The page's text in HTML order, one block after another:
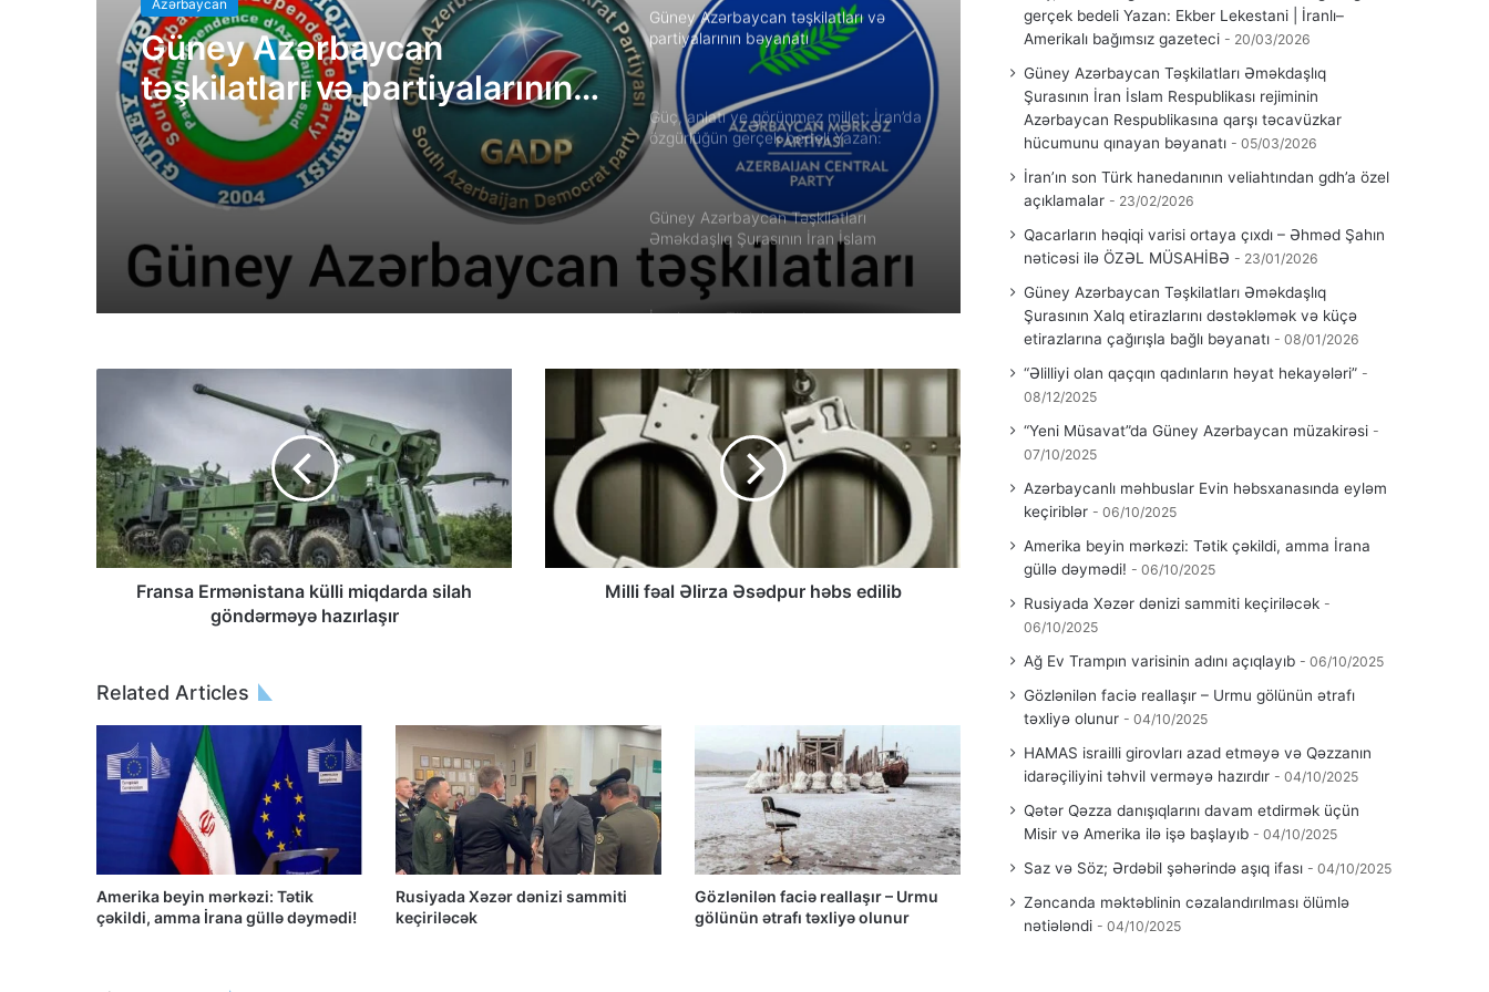
Azərbaycan
Güney Azərbaycan
təşkilatları və partiyalarının
bəyanatı
Güney Azərbaycan təşkilatları və
partiyalarının bəyanatı
Güç, anlatı ve görünmez millet: İran’da
özgürlüğün gerçek bedeli Yazan:
Ekber Lekestani | İranlı–Amerikalı
bağımsız gazeteci
Güney Azərbaycan Təşkilatları
Əməkdaşlıq Şurasının İran İslam
Respublikası rejiminin Azərbaycan
Respublikasına qarşı təcavüzkar
hücumunu qınayan bəyanatı
İran’ın son Türk hanedanının
Qacarların həqiqi varisi ortaya çıxdı –
Əhməd Şahın nəticəsi ilə ÖZƏL
MÜSAHİBƏ
Güney Azərbaycan Təşkilatları
Əməkdaşlıq Şurasının Xalq etirazlarını
dəstəkləmək və küçə etirazlarına
çağırışla bağlı bəyanatı
müzakirəsi
Azərbaycanlı məhbuslar Evin
həbsxanasında eyləm keçiriblər
Qacar Şahlarının İtən Qəbirləri və Gizli
Fransa Ermənistana külli miqdarda silah
göndərməyə hazırlaşır
Milli fəal Əlirza Əsədpur həbs edilib
Related Articles
Amerika beyin mərkəzi: Tətik
çəkildi, amma İrana güllə dəymədi!
Rusiyada Xəzər dənizi sammiti
keçiriləcək
Gözlənilən faciə reallaşır – Urmu
gölünün ətrafı təxliyə olunur
gerçek bedeli Yazan: Ekber Lekestani | İranlı–
Amerikalı bağımsız gazeteci
20/03/2026
Güney Azərbaycan Təşkilatları Əməkdaşlıq
Şurasının İran İslam Respublikası rejiminin
Azərbaycan Respublikasına qarşı təcavüzkar
hücumunu qınayan bəyanatı
05/03/2026
İran’ın son Türk hanedanının veliahtından gdh’a özel
açıklamalar
23/02/2026
Qacarların həqiqi varisi ortaya çıxdı – Əhməd Şahın
nəticəsi ilə ÖZƏL MÜSAHİBƏ
23/01/2026
Güney Azərbaycan Təşkilatları Əməkdaşlıq
Şurasının Xalq etirazlarını dəstəkləmək və küçə
etirazlarına çağırışla bağlı bəyanatı
08/01/2026
“Əlilliyi olan qaçqın qadınların həyat hekayələri”
08/12/2025
“Yeni Müsavat”da Güney Azərbaycan müzakirəsi
07/10/2025
Azərbaycanlı məhbuslar Evin həbsxanasında eyləm
keçiriblər
06/10/2025
Amerika beyin mərkəzi: Tətik çəkildi, amma İrana
güllə dəymədi!
06/10/2025
Rusiyada Xəzər dənizi sammiti keçiriləcək
06/10/2025
Ağ Ev Trampın varisinin adını açıqlayıb 06/10/2025
Gözlənilən faciə reallaşır – Urmu gölünün ətrafı
təxliyə olunur
04/10/2025
HAMAS israilli girovları azad etməyə və Qəzzanın
idarəçiliyini təhvil verməyə hazırdır
04/10/2025
Qətər Qəzza danışıqlarını davam etdirmək üçün
Misir və Amerika ilə işə başlayıb
04/10/2025
Saz və Söz; Ərdəbil şəhərində aşıq ifası 04/10/2025
Zəncanda məktəblinin cəzalandırılması ölümlə
nətiələndi
04/10/2025